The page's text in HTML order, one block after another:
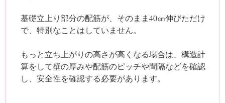
基礎立上り部分の配筋が、そのまま40㎝伸びただけ
で、特別なことはしていません。
もっと立ち上がりの高さが高くなる場合は、構造計
算をして壁の厚みや配筋のピッチや間隔などを確認
し、安全性を確認する必要があります。